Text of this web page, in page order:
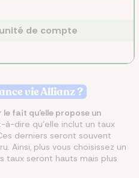
de compte
vie Allianz ?
fait qu’elle propose un
à-dire qu’elle inclut un taux
derniers seront souvent
Ainsi, plus vous choisissez un
taux seront hauts mais plus